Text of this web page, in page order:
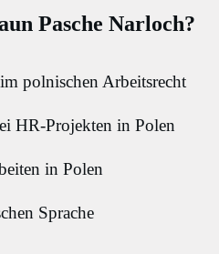
Pasche Narloch?
polnischen Arbeitsrecht
HR-Projekten in Polen
in Polen
Sprache